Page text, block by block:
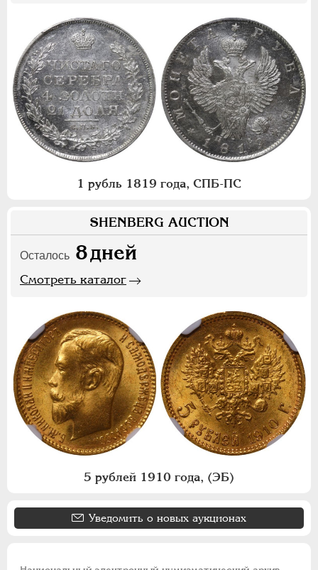
1 рубль 1819 года, СПБ-ПС
SHENBERG AUCTION
Осталось 8дней
Смотреть каталог
5 рублей 1910 года, (ЭБ)
Уведомить о новых аукционах